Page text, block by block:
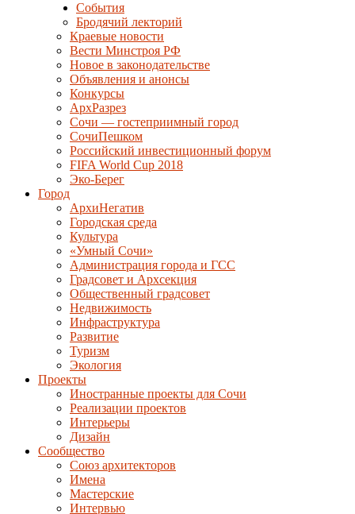
События
Бродячий лекторий
Краевые новости
Вести Минстроя РФ
Новое в законодательстве
Объявления и анонсы
Конкурсы
АрхРазрез
Сочи — гостеприимный город
СочиПешком
Российский инвестиционный форум
FIFA World Cup 2018
Эко-Берег
Город
АрхиНегатив
Городская среда
Культура
«Умный Сочи»
Администрация города и ГСС
Градсовет и Архсекция
Общественный градсовет
Недвижимость
Инфраструктура
Развитие
Туризм
Экология
Проекты
Иностранные проекты для Сочи
Реализации проектов
Интерьеры
Дизайн
Сообщество
Союз архитекторов
Имена
Мастерские
Интервью